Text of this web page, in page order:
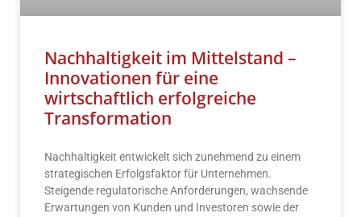
Nachhaltigkeit im Mittelstand –
Innovationen für eine
wirtschaftlich erfolgreiche
Transformation
Nachhaltigkeit entwickelt sich zunehmend zu einem
strategischen Erfolgsfaktor für Unternehmen.
Steigende regulatorische Anforderungen, wachsende
Erwartungen von Kunden und Investoren sowie der